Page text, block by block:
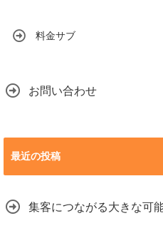
料金サブ
お問い合わせ
最近の投稿
集客につながる大きな可